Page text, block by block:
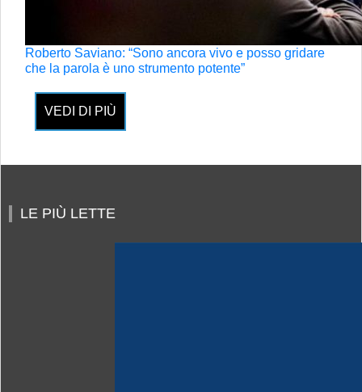
Roberto Saviano: “Sono ancora vivo e posso gridare
che la parola è uno strumento potente”
VEDI DI PIÙ
LE PIÙ LETTE